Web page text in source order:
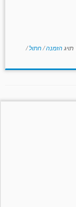
תויג הזמנה/חתול/